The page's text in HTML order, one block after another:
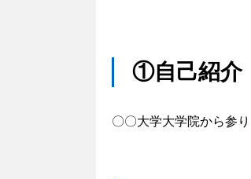
①自己紹介
〇〇大学大学院から参